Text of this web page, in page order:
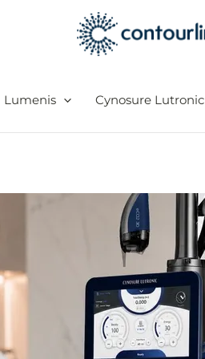
Lumenis Cynosure Lutronic